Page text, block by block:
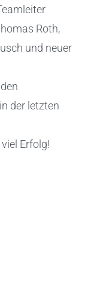
Roth,
und neuer
der letzten
Erfolg!